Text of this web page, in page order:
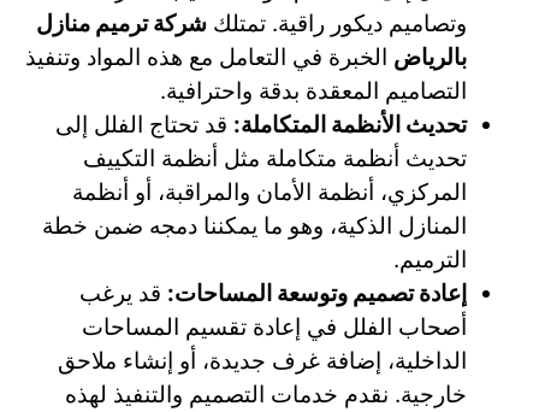
وتصاميم ديكور راقية. تمتلك شركة ترميم منازل
بالرياض الخبرة في التعامل مع هذه المواد وتنفيذ
التصاميم المعقدة بدقة واحترافية.
تحديث الأنظمة المتكاملة: قد تحتاج الفلل إلى
تحديث أنظمة متكاملة مثل أنظمة التكييف
المركزي، أنظمة الأمان والمراقبة، أو أنظمة
المنازل الذكية، وهو ما يمكننا دمجه ضمن خطة
الترميم.
إعادة تصميم وتوسعة المساحات: قد يرغب
أصحاب الفلل في إعادة تقسيم المساحات
الداخلية، إضافة غرف جديدة، أو إنشاء ملاحق
خارجية. نقدم خدمات التصميم والتنفيذ لهذه